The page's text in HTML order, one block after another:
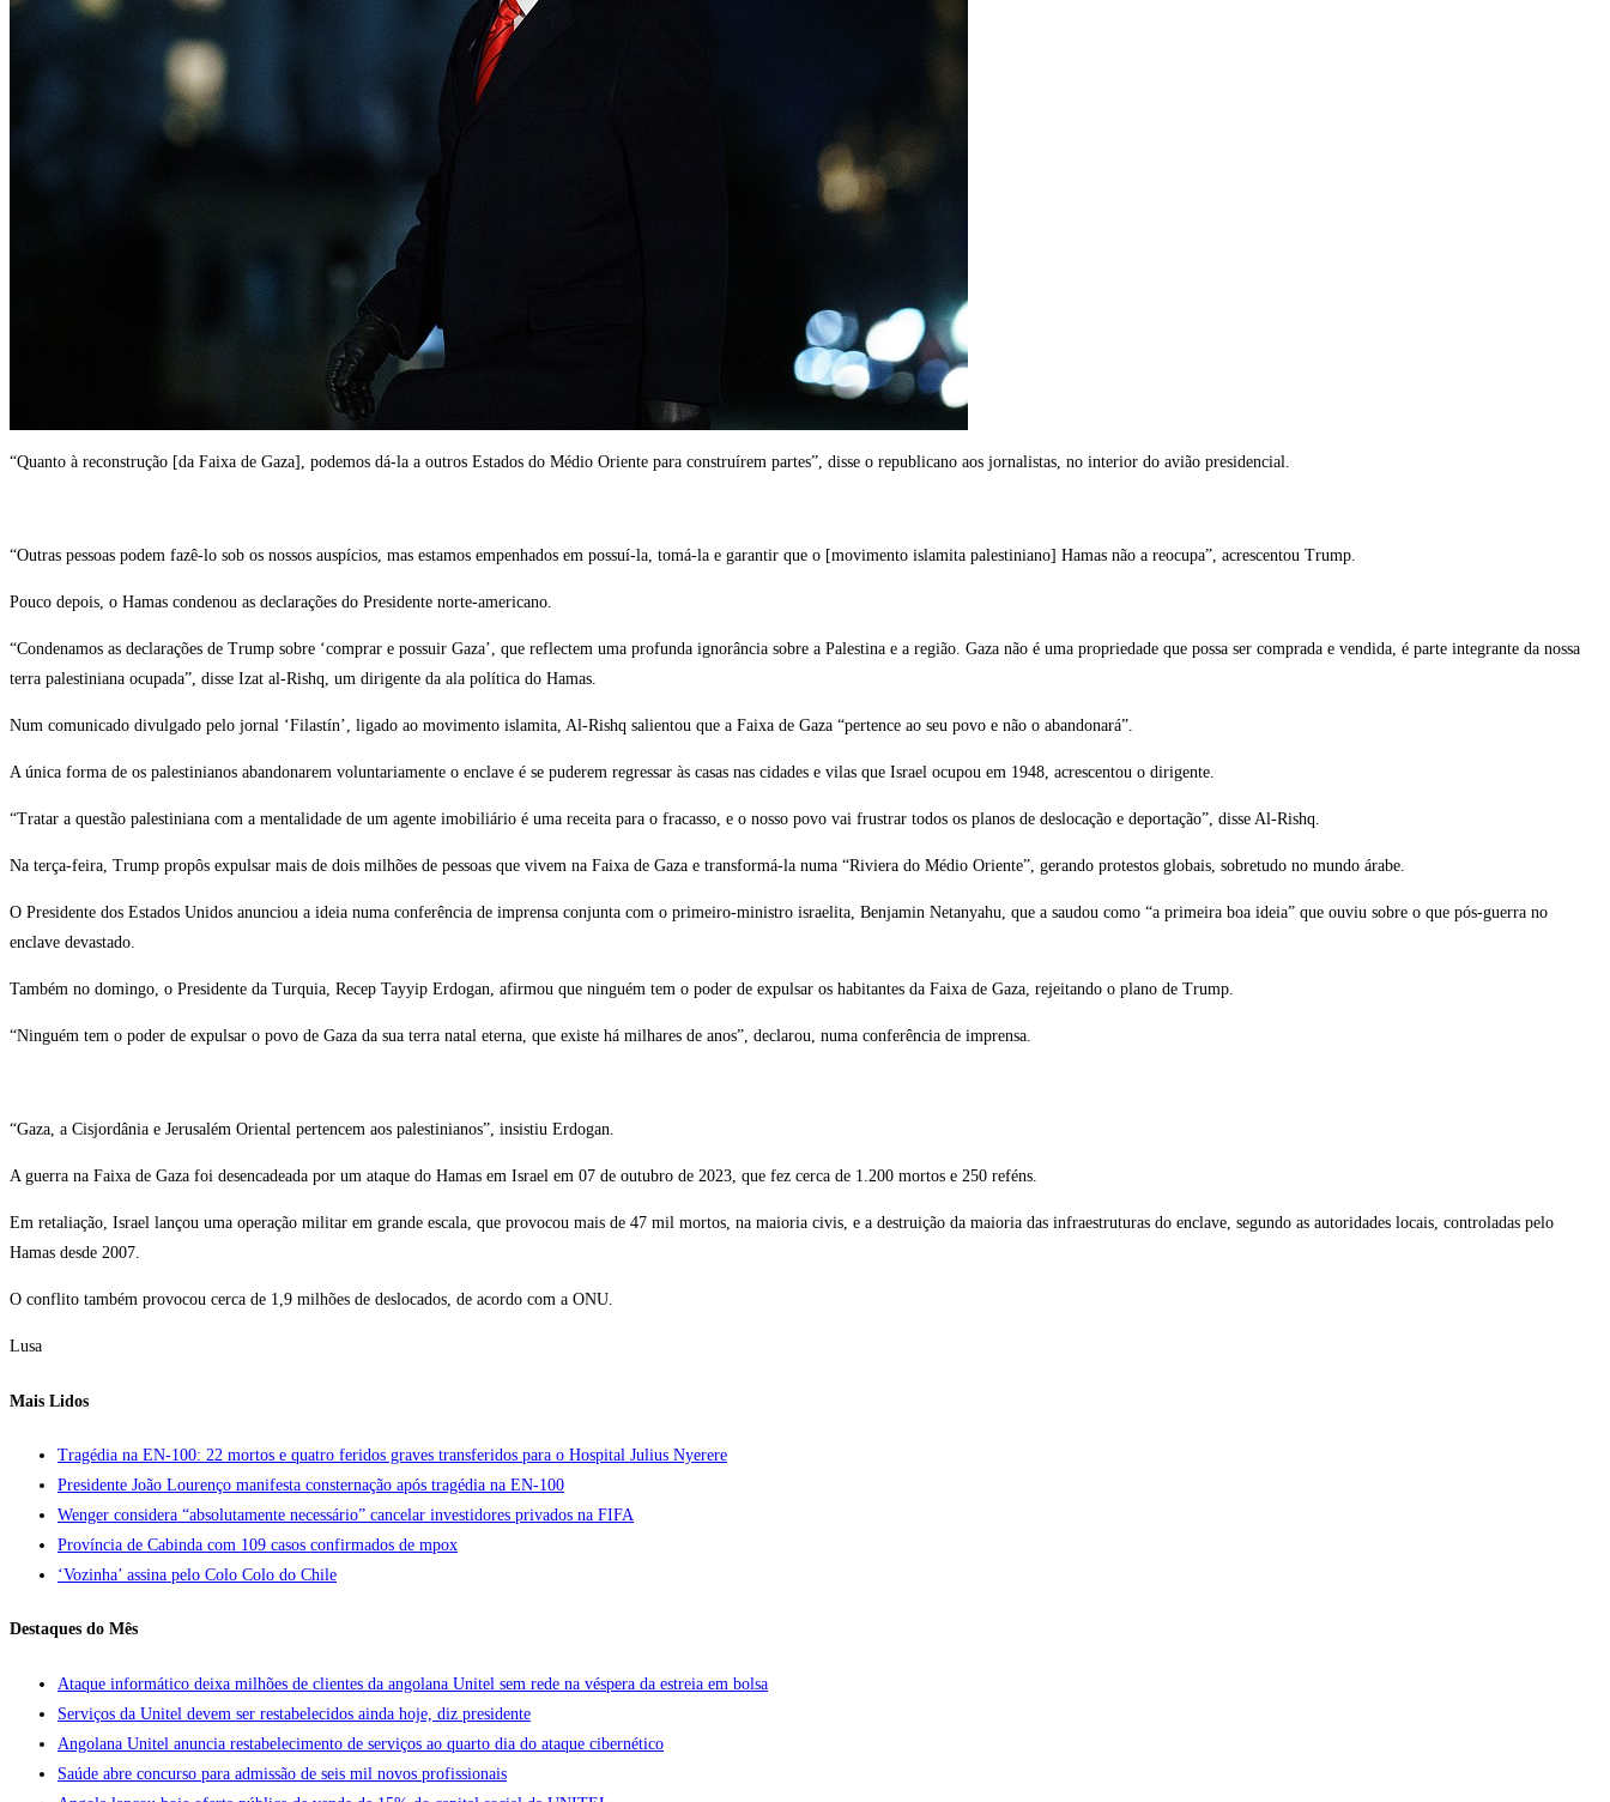
“Quanto à reconstrução [da Faixa de Gaza], podemos dá-la a outros Estados do Médio Oriente para construírem partes”, disse o republicano aos jornalistas, no interior do avião presidencial.
“Outras pessoas podem fazê-lo sob os nossos auspícios, mas estamos empenhados em possuí-la, tomá-la e garantir que o [movimento islamita palestiniano] Hamas não a reocupa”, acrescentou Trump.
Pouco depois, o Hamas condenou as declarações do Presidente norte-americano.
“Condenamos as declarações de Trump sobre ‘comprar e possuir Gaza’, que reflectem uma profunda ignorância sobre a Palestina e a região. Gaza não é uma propriedade que possa ser comprada e vendida, é parte integrante da nossa
terra palestiniana ocupada”, disse Izat al-Rishq, um dirigente da ala política do Hamas.
Num comunicado divulgado pelo jornal ‘Filastín’, ligado ao movimento islamita, Al-Rishq salientou que a Faixa de Gaza “pertence ao seu povo e não o abandonará”.
A única forma de os palestinianos abandonarem voluntariamente o enclave é se puderem regressar às casas nas cidades e vilas que Israel ocupou em 1948, acrescentou o dirigente.
“Tratar a questão palestiniana com a mentalidade de um agente imobiliário é uma receita para o fracasso, e o nosso povo vai frustrar todos os planos de deslocação e deportação”, disse Al-Rishq.
Na terça-feira, Trump propôs expulsar mais de dois milhões de pessoas que vivem na Faixa de Gaza e transformá-la numa “Riviera do Médio Oriente”, gerando protestos globais, sobretudo no mundo árabe.
O Presidente dos Estados Unidos anunciou a ideia numa conferência de imprensa conjunta com o primeiro-ministro israelita, Benjamin Netanyahu, que a saudou como “a primeira boa ideia” que ouviu sobre o que pós-guerra no
enclave devastado.
Também no domingo, o Presidente da Turquia, Recep Tayyip Erdogan, afirmou que ninguém tem o poder de expulsar os habitantes da Faixa de Gaza, rejeitando o plano de Trump.
“Ninguém tem o poder de expulsar o povo de Gaza da sua terra natal eterna, que existe há milhares de anos”, declarou, numa conferência de imprensa.
“Gaza, a Cisjordânia e Jerusalém Oriental pertencem aos palestinianos”, insistiu Erdogan.
A guerra na Faixa de Gaza foi desencadeada por um ataque do Hamas em Israel em 07 de outubro de 2023, que fez cerca de 1.200 mortos e 250 reféns.
Em retaliação, Israel lançou uma operação militar em grande escala, que provocou mais de 47 mil mortos, na maioria civis, e a destruição da maioria das infraestruturas do enclave, segundo as autoridades locais, controladas pelo
Hamas desde 2007.
O conflito também provocou cerca de 1,9 milhões de deslocados, de acordo com a ONU.
Lusa
Mais Lidos
Tragédia na EN-100: 22 mortos e quatro feridos graves transferidos para o Hospital Julius Nyerere
Presidente João Lourenço manifesta consternação após tragédia na EN-100
Wenger considera “absolutamente necessário” cancelar investidores privados na FIFA
Província de Cabinda com 109 casos confirmados de mpox
‘Vozinha’ assina pelo Colo Colo do Chile
Destaques do Mês
Ataque informático deixa milhões de clientes da angolana Unitel sem rede na véspera da estreia em bolsa
Serviços da Unitel devem ser restabelecidos ainda hoje, diz presidente
Angolana Unitel anuncia restabelecimento de serviços ao quarto dia do ataque cibernético
Saúde abre concurso para admissão de seis mil novos profissionais